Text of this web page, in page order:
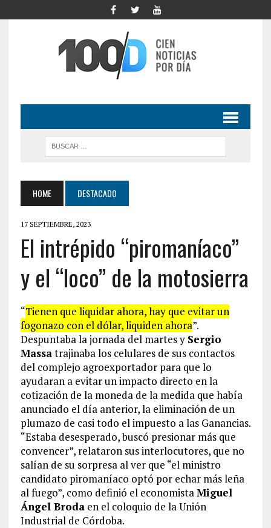
HOME DESTACADO
17 SEPTIEMBRE, 2023
El intrépido “piromaníaco”
y el “loco” de la motosierra
“Tienen que liquidar ahora, hay que evitar un
fogonazo con el dólar, liquiden ahora”.
Despuntaba la jornada del martes y Sergio
Massatrajinaba los celulares de sus contactos
del complejo agroexportador para que lo
ayudaran a evitar un impacto directo en la
cotización de la moneda de la medida que había
anunciado el día anterior, la eliminación de un
plumazo de casi todo el impuesto a las Ganancias.
“Estaba desesperado, buscó presionar más que
convencer”, relataron sus interlocutores, que no
salían de su sorpresa al ver que “el ministro
candidato piromaníaco optó por echar más leña
al fuego”, como definió el economistaMiguel
Ángel Brodaen el coloquio de la Unión
Industrial de Córdoba.